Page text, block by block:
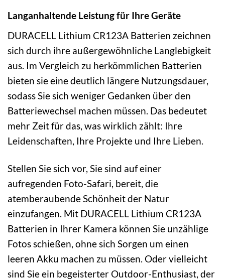
Langanhaltende Leistung für Ihre Geräte
DURACELL Lithium CR123A Batterien zeichnen
sich durch ihre außergewöhnliche Langlebigkeit
aus. Im Vergleich zu herkömmlichen Batterien
bieten sie eine deutlich längere Nutzungsdauer,
sodass Sie sich weniger Gedanken über den
Batteriewechsel machen müssen. Das bedeutet
mehr Zeit für das, was wirklich zählt: Ihre
Leidenschaften, Ihre Projekte und Ihre Lieben.
Stellen Sie sich vor, Sie sind auf einer
aufregenden Foto-Safari, bereit, die
atemberaubende Schönheit der Natur
einzufangen. Mit DURACELL Lithium CR123A
Batterien in Ihrer Kamera können Sie unzählige
Fotos schießen, ohne sich Sorgen um einen
leeren Akku machen zu müssen. Oder vielleicht
sind Sie ein begeisterter Outdoor-Enthusiast, der